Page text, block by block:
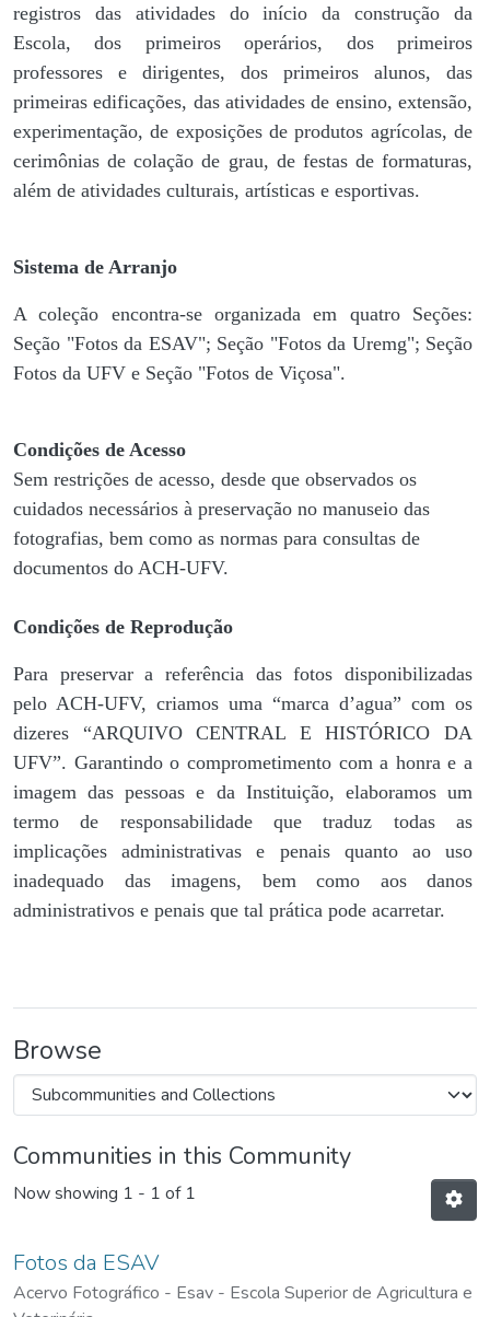
registros das atividades do início da construção da
Escola, dos primeiros operários, dos primeiros
professores e dirigentes, ​dos primeiros alunos, das
primeiras edificações, das atividades de ensino, extensão,
experimentação, de exposições de produtos agrícolas, de
cerimônias de colação de grau, de festas de formaturas,
além de atividades culturais, artísticas e esportivas.
Sistema de Arranjo
A coleção encontra-se organizada em quatro Seções:
Seção "Fotos da ESAV"; Seção "Fotos da Uremg"; Seção
Fotos da UFV e Seção "Fotos de Viçosa".
Condições de Acesso
Sem restrições de acesso, desde que observados os
cuidados necessários à preservação no manuseio das
fotografias, bem como as normas para consultas de
documentos do ACH-UFV.
Condições de Reprodução
Para preservar a referência das fotos disponibilizadas
pelo ACH-UFV, criamos uma “marca d’agua” com os
dizeres “ARQUIVO CENTRAL E HISTÓRICO DA
UFV”. Garantindo o comprometimento com a honra e a
imagem das pessoas e da Instituição, elaboramos um
termo de responsabilidade que traduz todas as
implicações administrativas e penais quanto ao uso
inadequado das imagens, bem como aos danos
administrativos e penais que tal prática pode acarretar.
Browse
Communities in this Community
Now showing 1 - 1 of 1
Fotos da ESAV
Acervo Fotográfico - Esav - Escola Superior de Agricultura e